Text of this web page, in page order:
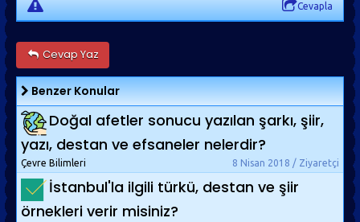
Cevapla
Cevap Yaz
Benzer Konular
Doğal afetler sonucu yazılan şarkı, şiir,
yazı, destan ve efsaneler nelerdir?
8 Nisan 2018 / Ziyaretçi
Çevre Bilimleri
İstanbul'la ilgili türkü, destan ve şiir
örnekleri verir misiniz?